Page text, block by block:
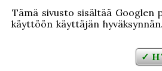
Tämä sivusto sisältää Googlen
käyttöön käyttäjän
✓